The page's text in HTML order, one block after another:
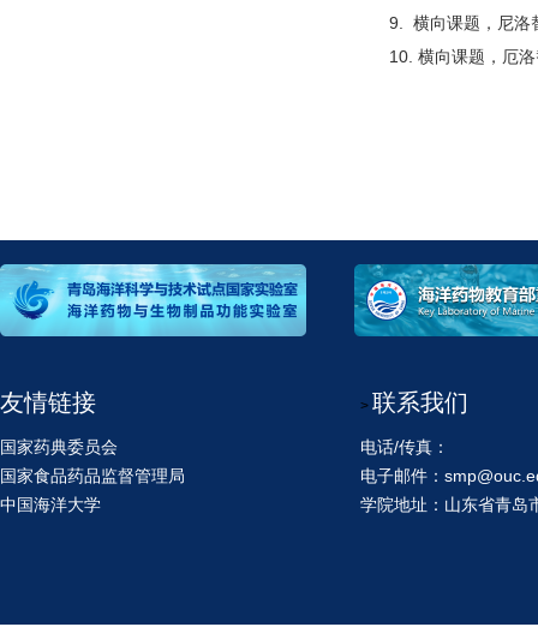
9.
横向课题，尼洛
10. 横向课题， 厄
友情链接
国家药典委员会
国家食品药品监督管理局
中国海洋大学
> 联系我们
电话/传真：
电子邮件：
学院地址：山东省青岛